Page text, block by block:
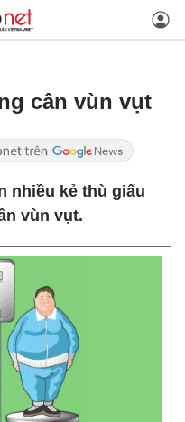
cân vùn vụt
nhiều kẻ thù giấu
vùn vụt.